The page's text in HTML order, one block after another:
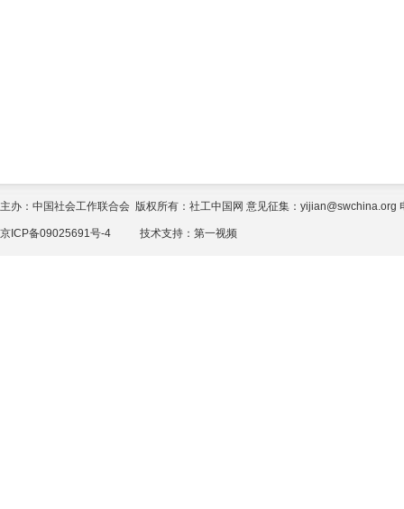
主办：中国社会工作联合会 版权所有：社工中国网 意见征集：yijian@swchina.org
京ICP备09025691号-4 技术支持： 第一视频